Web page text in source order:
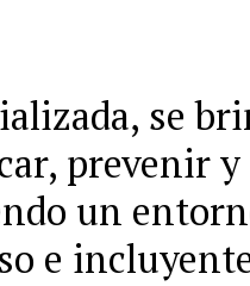
se
prevenir y
un
e